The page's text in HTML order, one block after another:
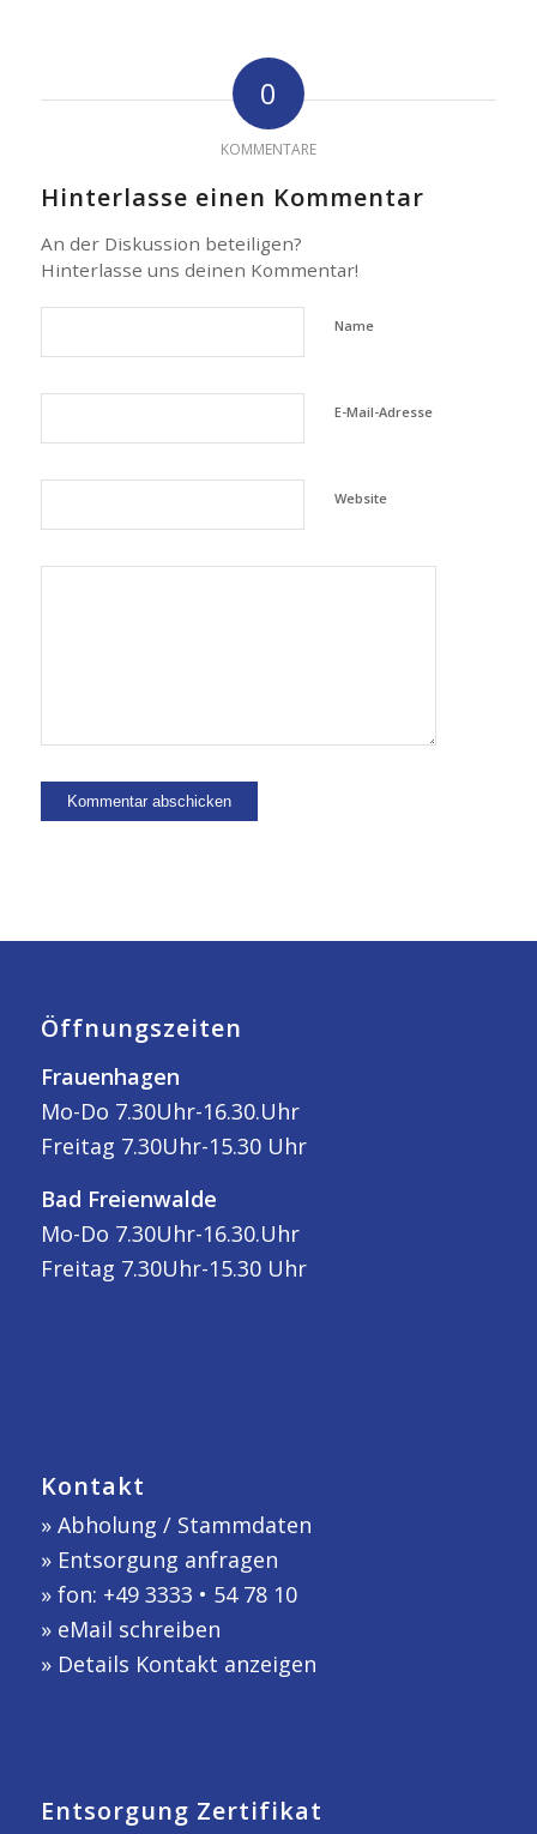
0
KOMMENTARE
Hinterlasse einen Kommentar
An der Diskussion beteiligen?
Hinterlasse uns deinen Kommentar!
Name
E-Mail-Adresse
Website
Öffnungszeiten
Frauenhagen
Mo-Do 7.30Uhr-16.30.Uhr
Freitag 7.30Uhr-15.30 Uhr
Bad Freienwalde
Mo-Do 7.30Uhr-16.30.Uhr
Freitag 7.30Uhr-15.30 Uhr
Kontakt
» Abholung / Stammdaten
» Entsorgung anfragen
» fon: +49 3333 • 54 78 10
» eMail schreiben
» Details Kontakt anzeigen
Entsorgung Zertifikat